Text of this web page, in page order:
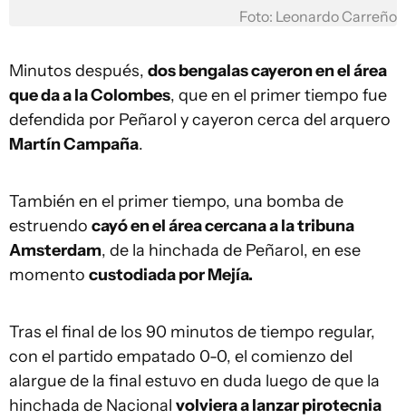
Foto: Leonardo Carreño
Minutos después, dos bengalas cayeron en el área
que da a la Colombes, que en el primer tiempo fue
defendida por Peñarol y cayeron cerca del arquero
Martín Campaña.
También en el primer tiempo, una bomba de
estruendo cayó en el área cercana a la tribuna
Amsterdam, de la hinchada de Peñarol, en ese
momento custodiada por Mejía.
Tras el final de los 90 minutos de tiempo regular,
con el partido empatado 0-0, el comienzo del
alargue de la final estuvo en duda luego de que la
hinchada de Nacional volviera a lanzar pirotecnia